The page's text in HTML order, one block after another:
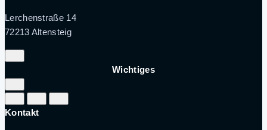
Lerchenstraße 14
72213 Altensteig
Wichtiges
Kontakt